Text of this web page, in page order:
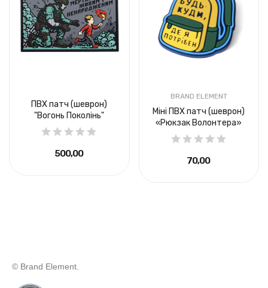
ПВХ патч (шеврон)
"Вогонь Поколінь"
500,00 ₴
BRAND ELEMENT
Міні ПВХ патч (шеврон)
«Рюкзак Волонтера»
70,00 ₴
© Brand Element.